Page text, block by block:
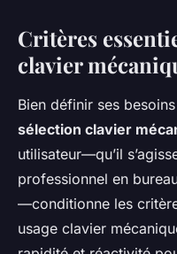
Critères
clavier
Bien définir ses
sélection clavier
utilisateur—qu’il
professionnel en
—conditionne les
usage clavier